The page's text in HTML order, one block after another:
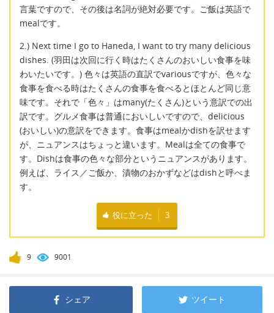
言葉ですので、その後は名詞が絶対必要です。ご飯は英語で
mealです。
2.) Next time I go to Haneda, I want to try many delicious
dishes. (羽田は次回に行く時はたくさんのおいしい食事を味
わいたいです。) 色々は英語の直訳でvariousですが、色々な
食事を食べる時はたくさんの食事を食べるとほとんど同じ意
味です。それで「色々」はmany(たくさん)という意訳での出
訳です。グルメ食事は普通においしいですので、delicious
(おいしい)の意訳をできます。食事はmealかdishを訳せます
が、ニュアンスはちょっと違います。Mealは全ての食事で
す。Dishは食事の色々な部分というニュアンスがあります。
例えば、ライス／ご飯か、漬物のおかずなどはdishと呼べま
す。
役に立った 3
9 9001
シェア ツイート